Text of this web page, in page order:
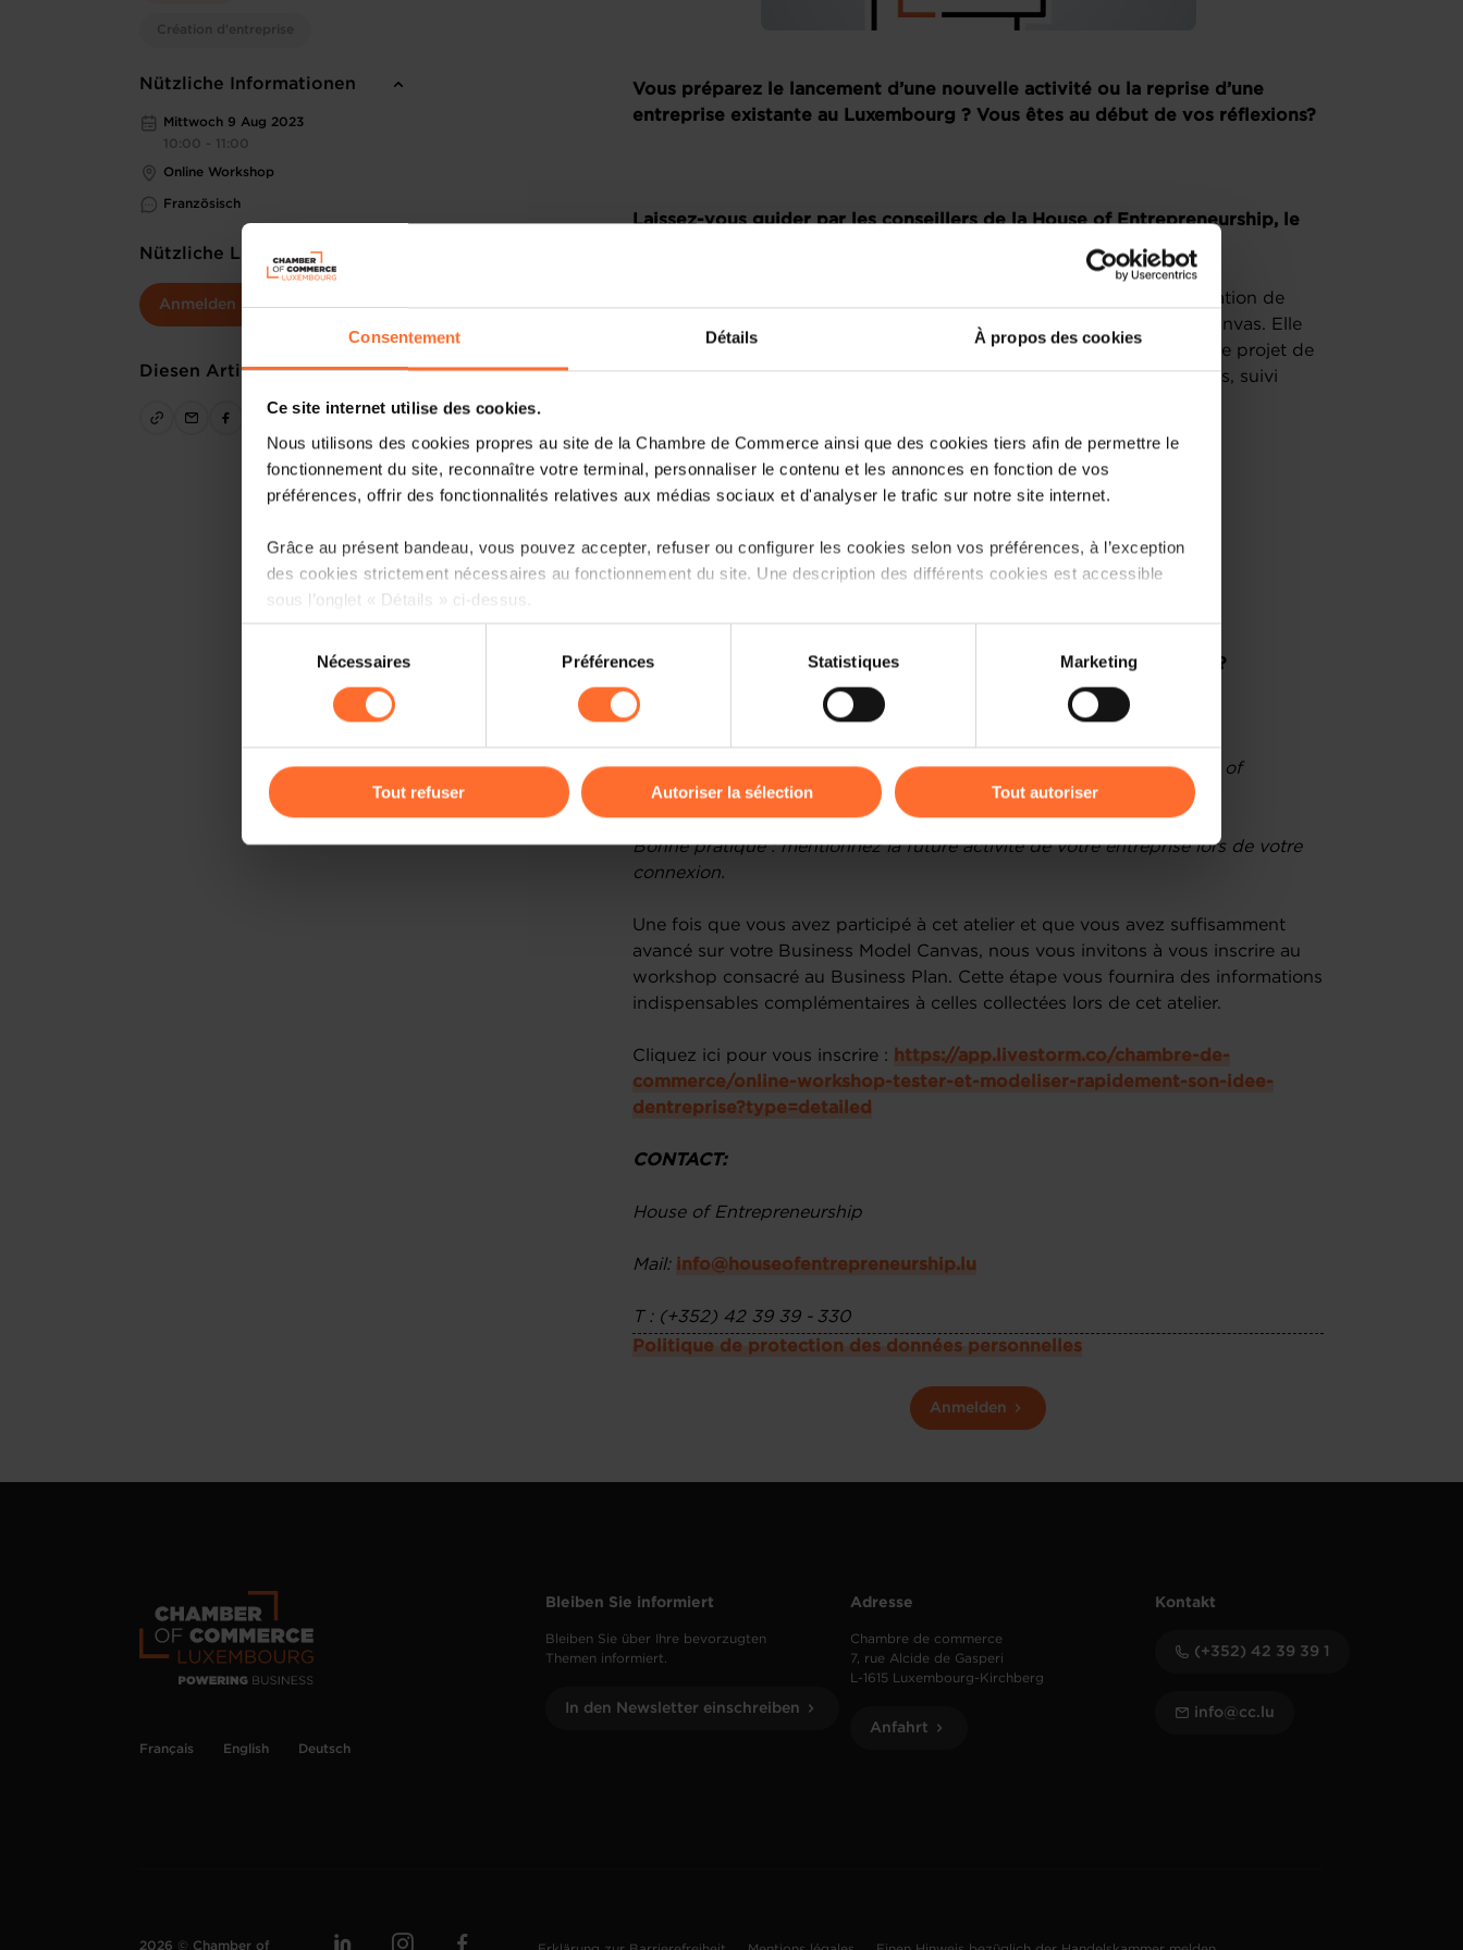
Consentement Détails À propos des cookies
Ce site internet utilise des cookies.
Nous utilisons des cookies propres au site de la Chambre de Commerce ainsi que des cookies tiers afin de permettre le
fonctionnement du site, reconnaître votre terminal, personnaliser le contenu et les annonces en fonction de vos
préférences, offrir des fonctionnalités relatives aux médias sociaux et d'analyser le trafic sur notre site internet.
Grâce au présent bandeau, vous pouvez accepter, refuser ou configurer les cookies selon vos préférences, à l’exception
des cookies strictement nécessaires au fonctionnement du site. Une description des différents cookies est accessible
sous l’onglet « Détails » ci-dessus.
Il est précisé que la navigation sur le site et certaines fonctionnalités (ex : lecture de vidéos, partage sur les réseaux
sociaux, sauvegarde des préférences de lecture vidéo, personnalisation de l’affichage du site) peuvent être affectées en
cas de refus de tous les cookies ou des cookies non nécessaires.
gauche de chaque page.
Charte d’usage des cookies
Politique de protection des données
consentement
Nécessaires Préférences Statistiques Marketing
Tout refuser Autoriser la sélection Tout autoriser
Création d'entreprise
Nützliche Informationen
Mittwoch 9 Aug 2023
10:00 - 11:00
Online Workshop
Französisch
Nützliche Links
Anmelden
Diesen Artikel teilen
Vous préparez le lancement d’une nouvelle activité ou la reprise d’une
entreprise existante au Luxembourg ? Vous êtes au début de vos réflexions?
Laissez-vous guider par les conseillers de la House of Entrepreneurship, le
Comment ? Participez à notre prochaine session dédiée à la modélisation de
votre idée d’entreprise et plus particulièrement au Business Model Canvas. Elle
vous fournira toutes les informations nécessaires pour construire votre projet de
manière efficace et complète à travers un tutoriel divisé en 3 chapitres, suivi
Voici un aperçu du programme
Chapitre 1 - Le BMC : pourquoi, pour qui et quand ?
Chapitre 3 : Comment utiliser, tester et perfectionner votre BMC ?
Animation : Loic Guelfi et Antoine Hron, Business Advisor à la House of
Entrepreneurship.
Bonne pratique : mentionnez la future activité de votre entreprise lors de votre
connexion.
Une fois que vous avez participé à cet atelier et que vous avez suffisamment
avancé sur votre Business Model Canvas, nous vous invitons à vous inscrire au
workshop consacré au Business Plan. Cette étape vous fournira des informations
indispensables complémentaires à celles collectées lors de cet atelier.
Cliquez ici pour vous inscrire :
https://app.livestorm.co/chambre-de-
commerce/online-workshop-tester-et-modeliser-rapidement-son-idee-
dentreprise?type=detailed
CONTACT:
House of Entrepreneurship
Mail: info@houseofentrepreneurship.lu
T : (+352) 42 39 39 - 330
Politique de protection des données personnelles
Anmelden
Français English Deutsch
Bleiben Sie informiert
Bleiben Sie über Ihre bevorzugten
Themen informiert.
In den Newsletter einschreiben
Adresse
Chambre de commerce
7, rue Alcide de Gasperi
L-1615 Luxembourg-Kirchberg
Anfahrt
Kontakt
(+352) 42 39 39 1
info@cc.lu
2026 © Chamber of